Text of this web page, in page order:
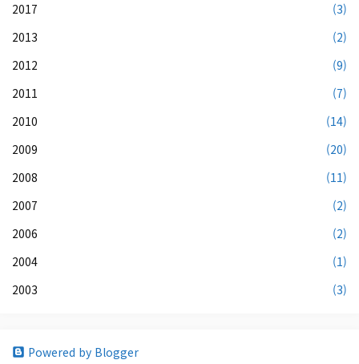
2017
(3)
2013
(2)
2012
(9)
2011
(7)
2010
(14)
2009
(20)
2008
(11)
2007
(2)
2006
(2)
2004
(1)
2003
(3)
Powered by Blogger